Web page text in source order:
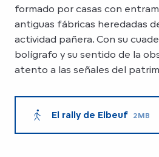
formado por casas con
antiguas fábricas heredadas
actividad pañera. Con su
bolígrafo y su sentido de la
atento a las señales del
El rally de Elbeuf 2MB